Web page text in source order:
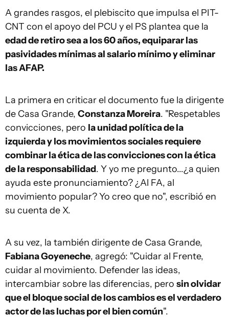
A grandes rasgos, el plebiscito que impulsa el PIT-
CNT con el apoyo del PCU y el PS plantea que la
edad de retiro sea a los 60 años, equiparar las
pasividades mínimas al salario mínimo y eliminar
las AFAP.
La primera en criticar el documento fue la dirigente
de Casa Grande, Constanza Moreira. "Respetables
convicciones, pero la unidad política de la
izquierda y los movimientos sociales requiere
combinar la ética de las convicciones con la ética
de la responsabilidad. Y yo me pregunto...¿a quien
ayuda este pronunciamiento? ¿Al FA, al
movimiento popular? Yo creo que no", escribió en
su cuenta de X.
A su vez, la también dirigente de Casa Grande,
Fabiana Goyeneche, agregó: "Cuidar al Frente,
cuidar al movimiento. Defender las ideas,
intercambiar sobre las diferencias, pero sin olvidar
que el bloque social de los cambios es el verdadero
actor de las luchas por el bien común".